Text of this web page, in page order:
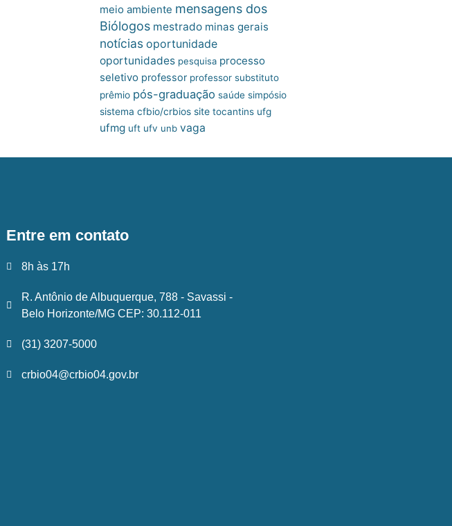
meio ambiente mensagens dos
Biólogos mestrado minas gerais
notícias oportunidade
oportunidades pesquisa processo
seletivo professor professor substituto
prêmio pós-graduação saúde simpósio
sistema cfbio/crbios site tocantins ufg
ufmg uft ufv unb vaga
Entre em contato
8h às 17h
R. Antônio de Albuquerque, 788 - Savassi -
Belo Horizonte/MG CEP: 30.112-011
(31) 3207-5000
crbio04@crbio04.gov.br